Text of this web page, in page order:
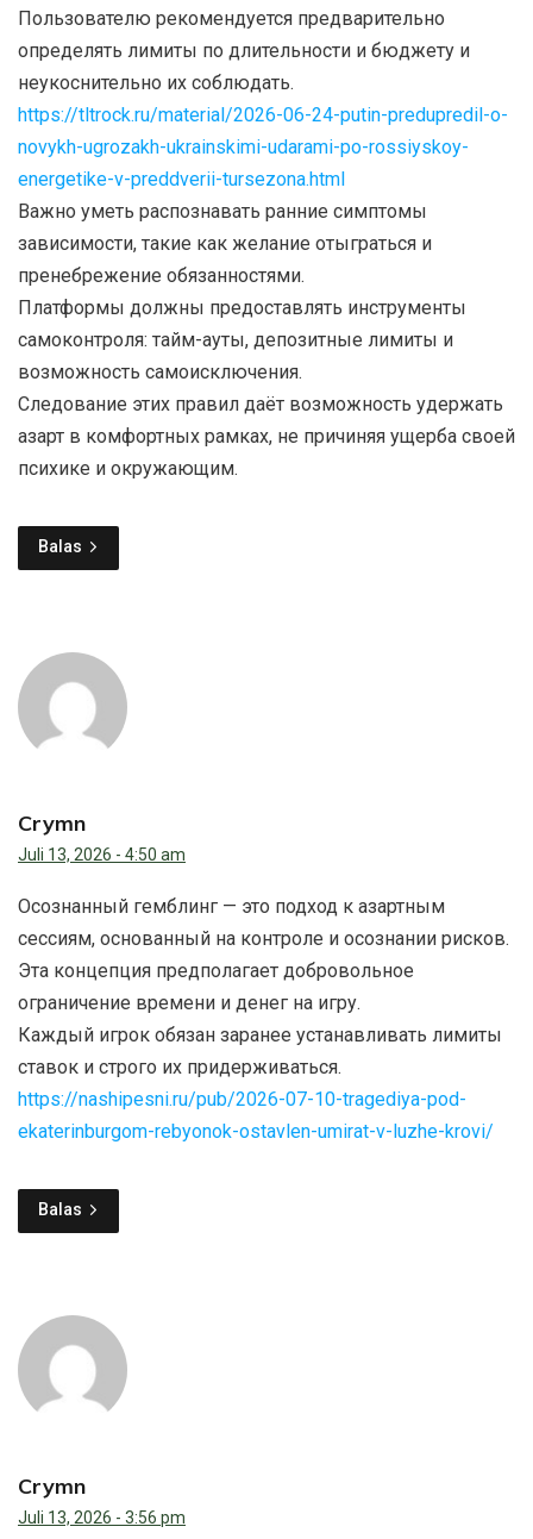
Пользователю рекомендуется предварительно
определять лимиты по длительности и бюджету и
неукоснительно их соблюдать.
https://tltrock.ru/material/2026-06-24-putin-predupredil-o-
novykh-ugrozakh-ukrainskimi-udarami-po-rossiyskoy-
energetike-v-preddverii-tursezona.html
Важно уметь распознавать ранние симптомы
зависимости, такие как желание отыграться и
пренебрежение обязанностями.
Платформы должны предоставлять инструменты
самоконтроля: тайм-ауты, депозитные лимиты и
возможность самоисключения.
Следование этих правил даёт возможность удержать
азарт в комфортных рамках, не причиняя ущерба своей
психике и окружающим.
Balas
Crymn
Juli 13, 2026 - 4:50 am
Осознанный гемблинг — это подход к азартным
сессиям, основанный на контроле и осознании рисков.
Эта концепция предполагает добровольное
ограничение времени и денег на игру.
Каждый игрок обязан заранее устанавливать лимиты
ставок и строго их придерживаться.
https://nashipesni.ru/pub/2026-07-10-tragediya-pod-
ekaterinburgom-rebyonok-ostavlen-umirat-v-luzhe-krovi/
Balas
Crymn
Juli 13, 2026 - 3:56 pm